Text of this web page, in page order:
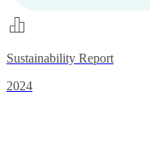
Sustainability Report
2024